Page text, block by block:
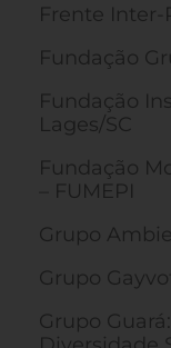
Frente Inter-
Fundação
Fundação
Lages/SC
Fundação
– FUMEPI
Grupo
Grupo
Grupo